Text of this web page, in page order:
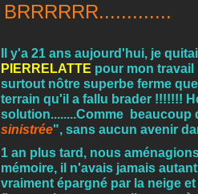
BRRRRRR.............
Il y'a 21 ans aujourd'hui, je
PIERRELATTE pour mon
surtout nôtre superbe ferme
terrain qu'il a fallu brader !!!!!!!
solution........Comme beaucoup
sinistrée", sans aucun avenir
1 an plus tard, nous
mémoire, il n'avais jamais
vraiment épargné par la neige